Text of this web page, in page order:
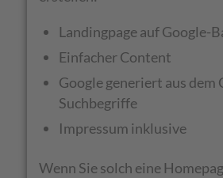
Landingpage auf Google-
Einfacher Content
Google generiert aus dem
Suchbegriffe
Impressum inklusive
Wenn Sie solch eine